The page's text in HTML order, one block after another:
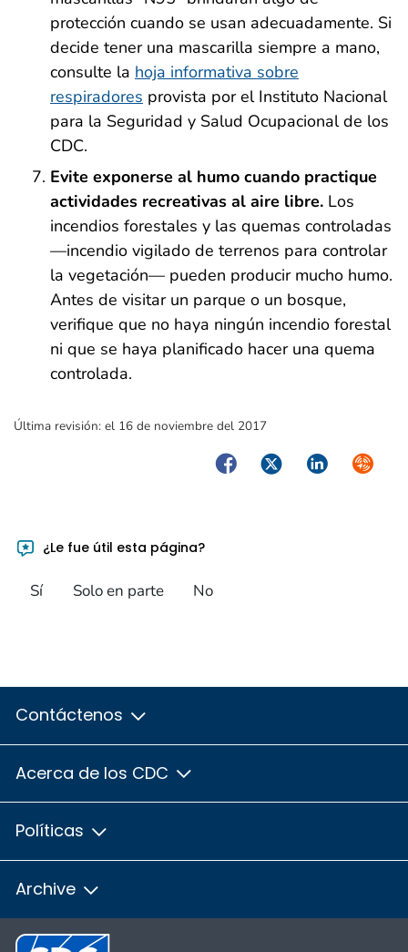
protección cuando se usan adecuadamente. Si
decide tener una mascarilla siempre a mano,
consulte la hoja informativa sobre
respiradores provista por el Instituto Nacional
para la Seguridad y Salud Ocupacional de los
CDC.
Evite exponerse al humo cuando practique
actividades recreativas al aire libre. Los
incendios forestales y las quemas controladas
—incendio vigilado de terrenos para controlar
la vegetación— pueden producir mucho humo.
Antes de visitar un parque o un bosque,
verifique que no haya ningún incendio forestal
ni que se haya planificado hacer una quema
controlada.
Última revisión: el 16 de noviembre del 2017
FacebookTwitterLinkedIn
¿Le fue útil esta página?
Sí Solo en parte No
Contáctenos
Acerca de los CDC
Políticas
Archive